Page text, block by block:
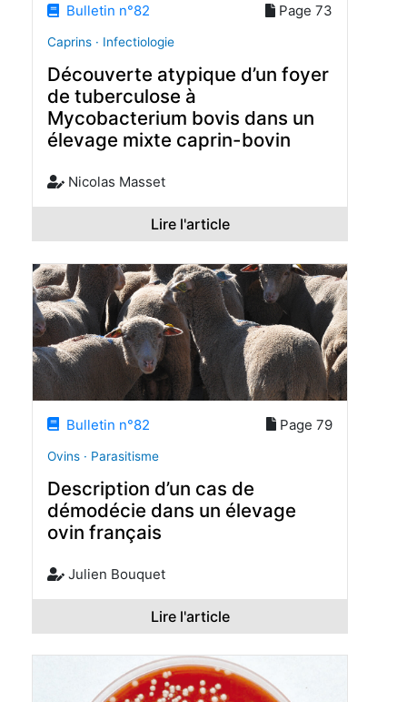
Bulletin n°82 Page 73
Caprins · Infectiologie
Découverte atypique d’un foyer
de tuberculose à
Mycobacterium bovis dans un
élevage mixte caprin-bovin
Nicolas Masset
Lire l'article
Bulletin n°82 Page 79
Ovins · Parasitisme
Description d’un cas de
démodécie dans un élevage
ovin français
Julien Bouquet
Lire l'article